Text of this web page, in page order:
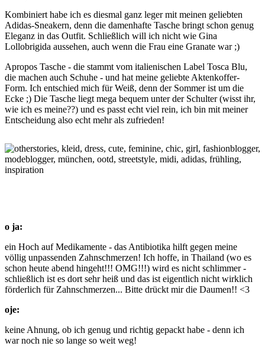
Kombiniert habe ich es diesmal ganz leger mit meinen geliebten
Adidas-Sneakern, denn die damenhafte Tasche bringt schon genug
Eleganz in das Outfit. Schließlich will ich nicht wie Gina
Lollobrigida aussehen, auch wenn die Frau eine Granate war ;)
Apropos Tasche - die stammt vom italienischen Label Tosca Blu,
die machen auch Schuhe - und hat meine geliebte Aktenkoffer-
Form. Ich entschied mich für Weiß, denn der Sommer ist um die
Ecke ;) Die Tasche liegt mega bequem unter der Schulter (wisst ihr,
wie ich es meine??) und es passt echt viel rein, ich bin mit meiner
Entscheidung also echt mehr als zufrieden!
o ja:
ein Hoch auf Medikamente - das Antibiotika hilft gegen meine
völlig unpassenden Zahnschmerzen! Ich hoffe, in Thailand (wo es
schon heute abend hingeht!!! OMG!!!) wird es nicht schlimmer -
schließlich ist es dort sehr heiß und das ist eigentlich nicht wirklich
förderlich für Zahnschmerzen... Bitte drückt mir die Daumen!! <3
oje:
keine Ahnung, ob ich genug und richtig gepackt habe - denn ich
war noch nie so lange so weit weg!